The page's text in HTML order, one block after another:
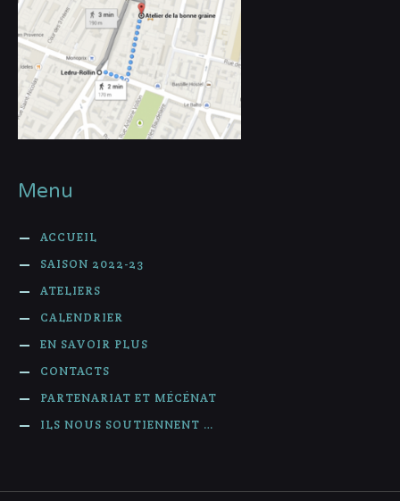
Menu
ACCUEIL
SAISON 2022-23
ATELIERS
CALENDRIER
EN SAVOIR PLUS
CONTACTS
PARTENARIAT ET MÉCÉNAT
ILS NOUS SOUTIENNENT …